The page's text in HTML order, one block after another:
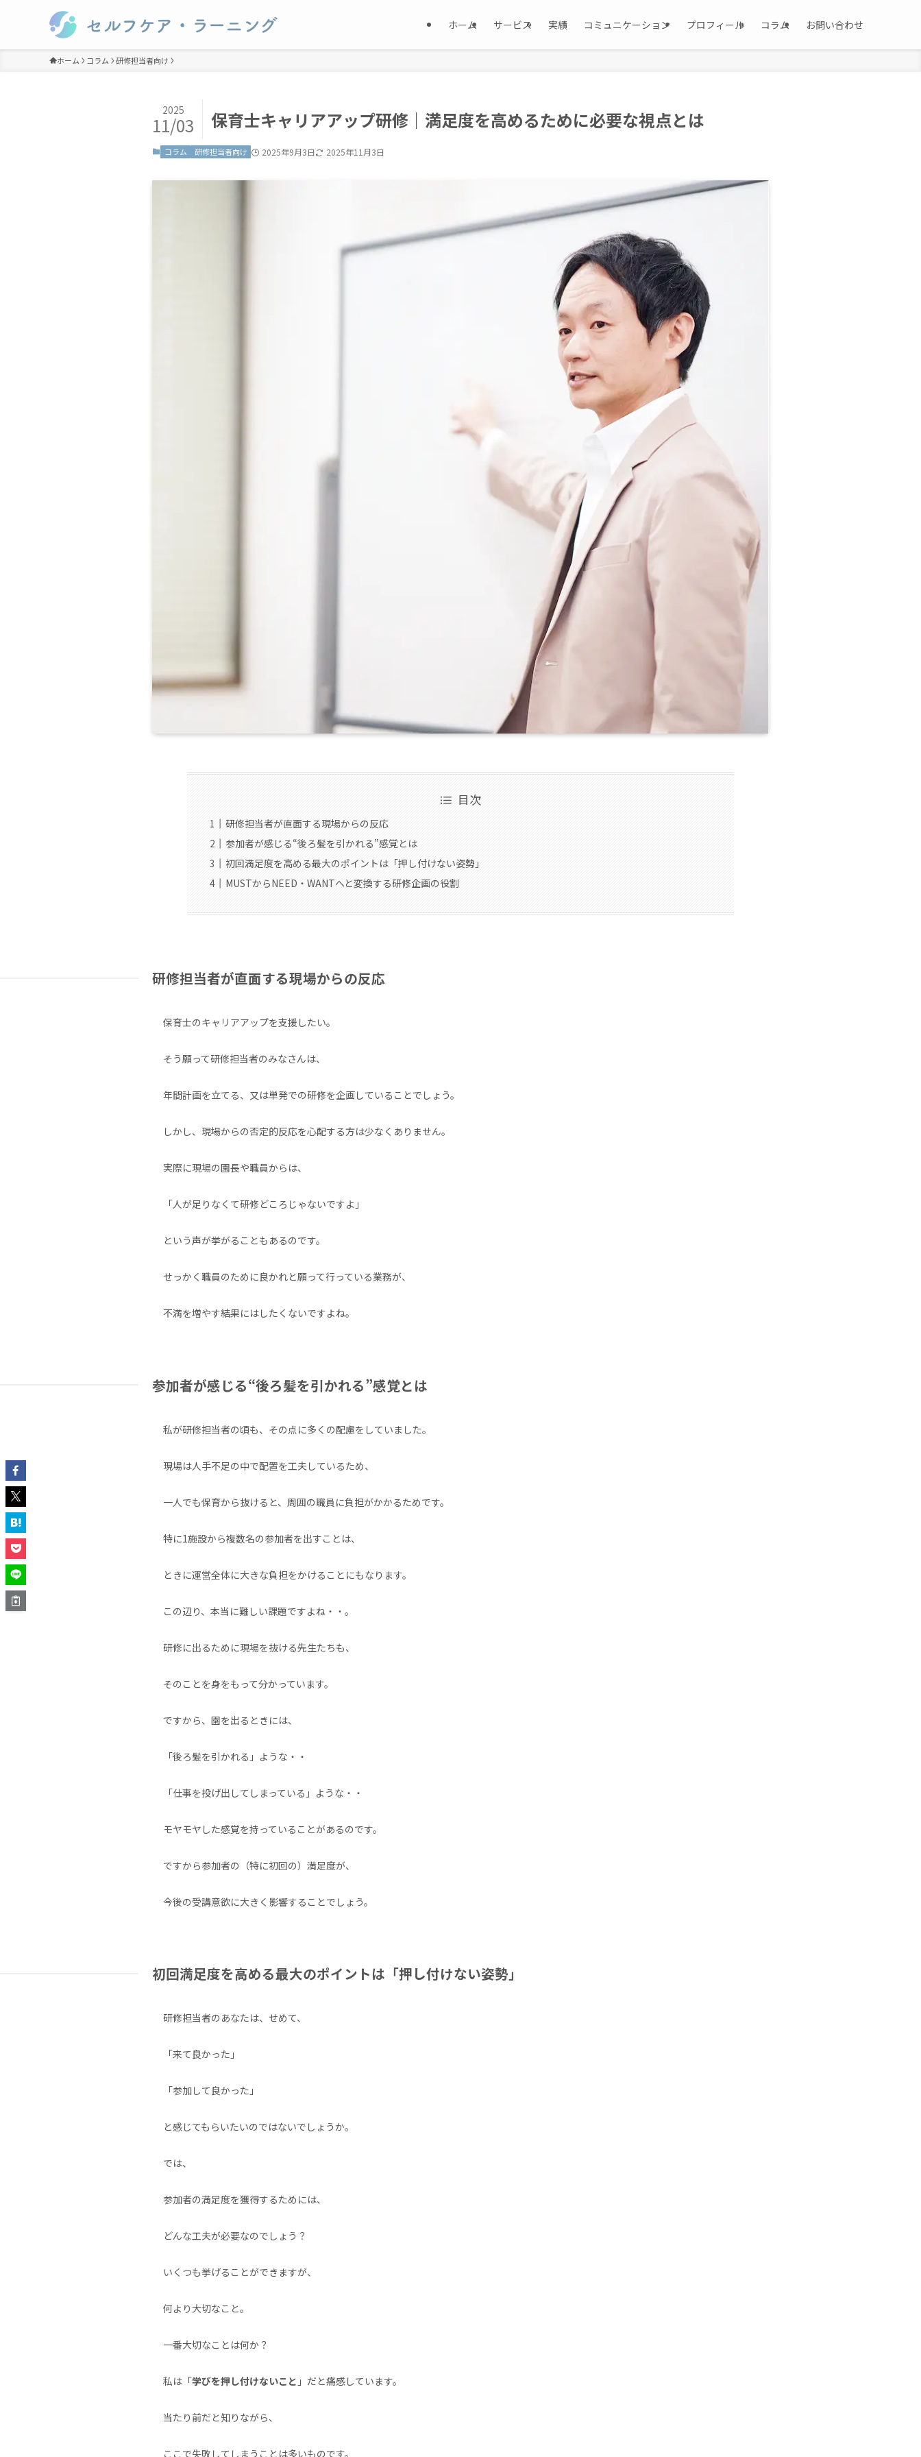
ホーム サービス 実績 コミュニケーション プロフィール コラム お問い合わせ
ホーム コラム 研修担当者向け
保育士キャリアアップ研修｜満足度を高めるために必要な視点とは
2025
11/03
コラム 研修担当者向け 2025年9月3日 2025年11月3日
目次
研修担当者が直面する現場からの反応
参加者が感じる“後ろ髪を引かれる”感覚とは
初回満足度を高める最大のポイントは「押し付けない姿勢」
MUSTからNEED・WANTへと変換する研修企画の役割
研修担当者が直面する現場からの反応
保育士のキャリアアップを支援したい。
そう願って研修担当者のみなさんは、
年間計画を立てる、又は単発での研修を企画していることでしょう。
しかし、現場からの否定的反応を心配する方は少なくありません。
実際に現場の園長や職員からは、
「人が足りなくて研修どころじゃないですよ」
という声が挙がることもあるのです。
せっかく職員のために良かれと願って行っている業務が、
不満を増やす結果にはしたくないですよね。
参加者が感じる“後ろ髪を引かれる”感覚とは
私が研修担当者の頃も、その点に多くの配慮をしていました。
現場は人手不足の中で配置を工夫しているため、
一人でも保育から抜けると、周囲の職員に負担がかかるためです。
特に1施設から複数名の参加者を出すことは、
ときに運営全体に大きな負担をかけることにもなります。
この辺り、本当に難しい課題ですよね・・。
研修に出るために現場を抜ける先生たちも、
そのことを身をもって分かっています。
ですから、園を出るときには、
「後ろ髪を引かれる」ような・・
「仕事を投げ出してしまっている」ような・・
モヤモヤした感覚を持っていることがあるのです。
ですから参加者の（特に初回の）満足度が、
今後の受講意欲に大きく影響することでしょう。
初回満足度を高める最大のポイントは「押し付けない姿勢」
研修担当者のあなたは、せめて、
「来て良かった」
「参加して良かった」
と感じてもらいたいのではないでしょうか。
では、
参加者の満足度を獲得するためには、
どんな工夫が必要なのでしょう？
いくつも挙げることができますが、
何より大切なこと。
一番大切なことは何か？
私は「学びを押し付けないこと 」だと痛感しています。
当たり前だと知りながら、
ここで失敗してしまうことは多いものです。